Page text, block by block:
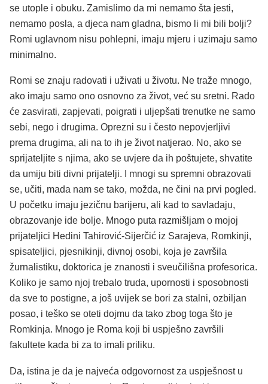
se utople i obuku. Zamislimo da mi nemamo šta jesti,
nemamo posla, a djeca nam gladna, bismo li mi bili bolji?
Romi uglavnom nisu pohlepni, imaju mjeru i uzimaju samo
minimalno.
Romi se znaju radovati i uživati u životu. Ne traže mnogo,
ako imaju samo ono osnovno za život, već su sretni. Rado
će zasvirati, zapjevati, poigrati i uljepšati trenutke ne samo
sebi, nego i drugima. Oprezni su i često nepovjerljivi
prema drugima, ali na to ih je život natjerao. No, ako se
sprijateljite s njima, ako se uvjere da ih poštujete, shvatite
da umiju biti divni prijatelji. I mnogi su spremni obrazovati
se, učiti, mada nam se tako, možda, ne čini na prvi pogled.
U početku imaju jezičnu barijeru, ali kad to savladaju,
obrazovanje ide bolje. Mnogo puta razmišljam o mojoj
prijateljici Hedini Tahirović-Sijerčić iz Sarajeva, Romkinji,
spisateljici, pjesnikinji, divnoj osobi, koja je završila
žurnalistiku, doktorica je znanosti i sveučilišna profesorica.
Koliko je samo njoj trebalo truda, upornosti i sposobnosti
da sve to postigne, a još uvijek se bori za stalni, ozbiljan
posao, i teško se oteti dojmu da tako zbog toga što je
Romkinja. Mnogo je Roma koji bi uspješno završili
fakultete kada bi za to imali priliku.
Da, istina je da je najveća odgovornost za uspješnost u